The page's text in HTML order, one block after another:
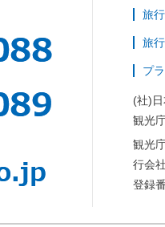
旅
旅
プ
(社)
観光
観光
行会社
登録